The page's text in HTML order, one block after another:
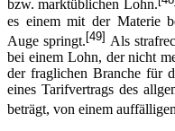
bzw. marktüblichen Lohn.
es einem mit der Materie
Auge springt. [49] Als
bei einem Lohn, der nicht
der fraglichen Branche für
eines Tarifvertrags des
beträgt, von einem